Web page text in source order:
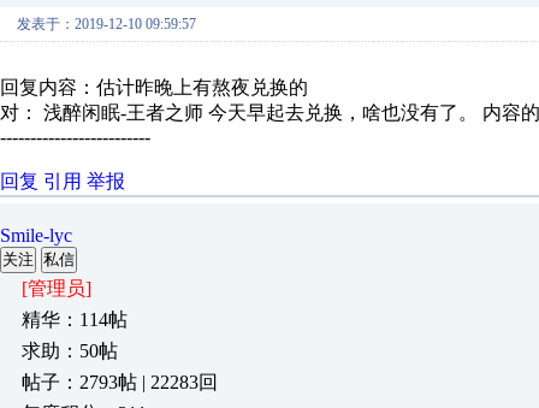
发表于：2019-12-10 09:59:57
回复内容：估计昨晚上有熬夜兑换的
对： 浅醉闲眠-王者之师 今天早起去兑换，啥也没有了。 内容
-------------------------
回复 引用 举报
Smile-lyc
关注 私信
[管理员]
精华：114帖
求助：50帖
帖子：2793帖 | 22283回